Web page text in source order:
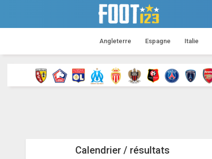
Angleterre Espagne Italie
Calendrier / résultats